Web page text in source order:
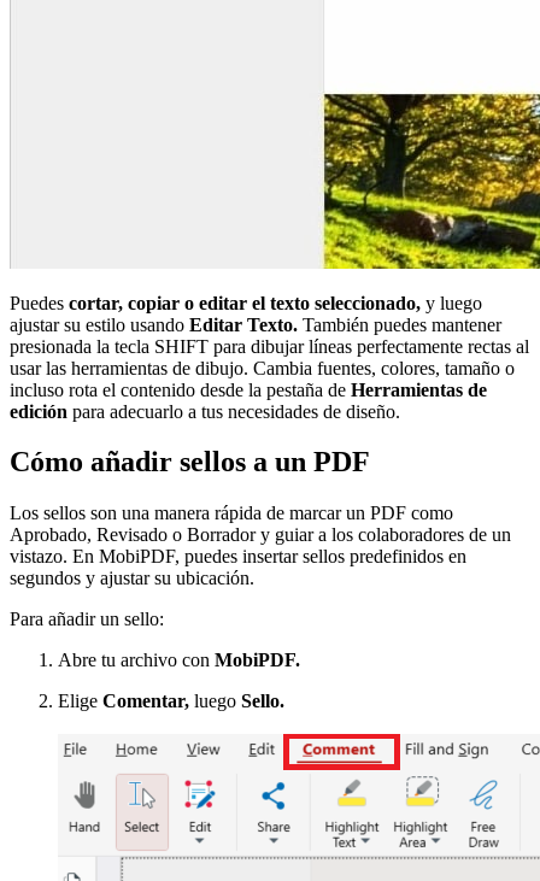
Puedes cortar, copiar o editar el texto seleccionado, y luego
ajustar su estilo usando Editar Texto. También puedes mantener
presionada la tecla SHIFT para dibujar líneas perfectamente rectas al
usar las herramientas de dibujo. Cambia fuentes, colores, tamaño o
incluso rota el contenido desde la pestaña de Herramientas de
edición para adecuarlo a tus necesidades de diseño.
Cómo añadir sellos a un PDF
Los sellos son una manera rápida de marcar un PDF como
Aprobado, Revisado o Borrador y guiar a los colaboradores de un
vistazo. En MobiPDF, puedes insertar sellos predefinidos en
segundos y ajustar su ubicación.
Para añadir un sello:
Abre tu archivo con MobiPDF.
Elige Comentar, luego Sello.